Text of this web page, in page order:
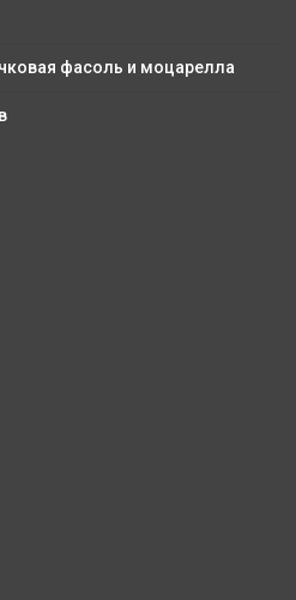
фасоль и моцарелла